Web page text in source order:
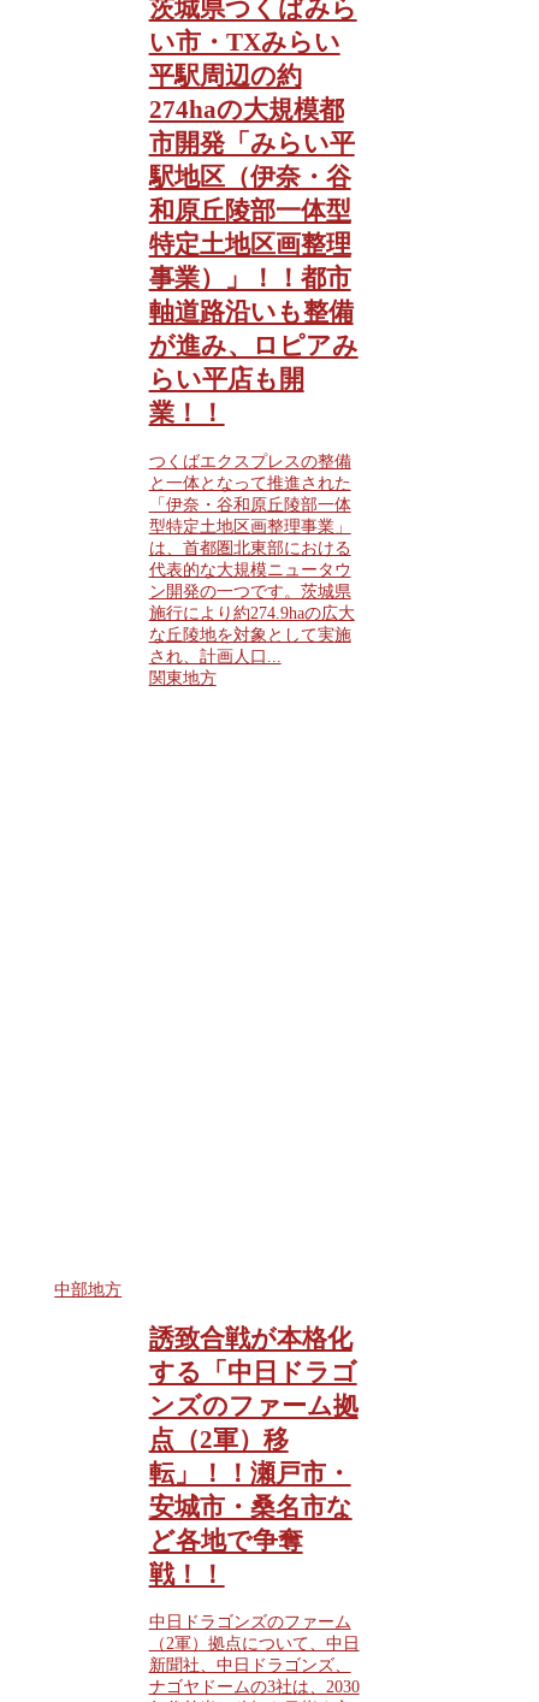
茨城県つくばみら
い市・TXみらい
平駅周辺の約
274haの大規模都
市開発「みらい平
駅地区（伊奈・谷
和原丘陵部一体型
特定土地区画整理
事業）」！！都市
軸道路沿いも整備
が進み、ロピアみ
らい平店も開
業！！
つくばエクスプレスの整備
と一体となって推進された
「伊奈・谷和原丘陵部一体
型特定土地区画整理事業」
は、首都圏北東部における
代表的な大規模ニュータウ
ン開発の一つです。茨城県
施行により約274.9haの広大
な丘陵地を対象として実施
され、計画人口...
関東地方
中部地方
誘致合戦が本格化
する「中日ドラゴ
ンズのファーム拠
点（2軍）移
転」！！瀬戸市・
安城市・桑名市な
ど各地で争奪
戦！！
中日ドラゴンズのファーム
（2軍）拠点について、中日
新聞社、中日ドラゴンズ、
ナゴヤドームの3社は、2030